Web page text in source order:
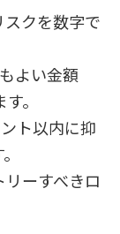
クを数字で
よい金額
。
ト以内に抑
ーすべきロ